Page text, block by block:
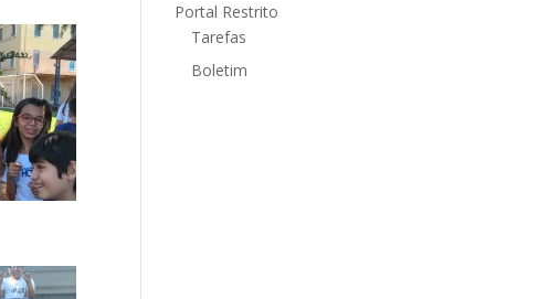
Portal Restrito
Tarefas
Boletim